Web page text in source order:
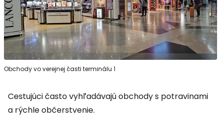
Obchody vo verejnej časti terminálu 1
Cestujúci často vyhľadávajú obchody s potravinami
a rýchle občerstvenie.